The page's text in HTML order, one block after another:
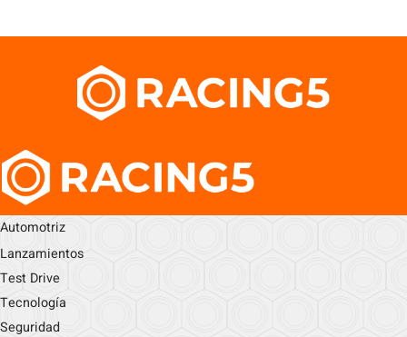
Automotriz
Lanzamientos
Test Drive
Tecnología
Seguridad